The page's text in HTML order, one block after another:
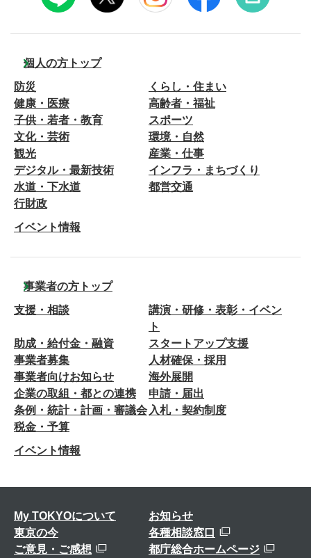
個人の方トップ
防災
くらし・住まい
健康・医療
高齢者・福祉
子供・若者・教育
スポーツ
文化・芸術
環境・自然
観光
産業・仕事
デジタル・最新技術
インフラ・まちづくり
水道・下水道
都営交通
行財政
イベント情報
事業者の方トップ
支援・相談
講演・研修・表彰・イベン
ト
助成・給付金・融資
スタートアップ支援
事業者募集
人材確保・採用
事業者向けお知らせ
海外展開
企業の取組・都との連携
申請・届出
条例・統計・計画・審議会 入札・契約制度
税金・予算
イベント情報
My TOKYOについて
お知らせ
東京の今
各種相談窓口
ご意見・ご感想
都庁総合ホームページ